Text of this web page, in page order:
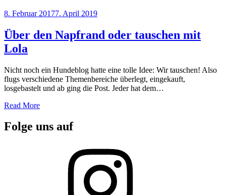
Posted
8. Februar 20177. April 2019
Über den Napfrand oder tauschen mit
Lola
Nicht noch ein Hundeblog hatte eine tolle Idee: Wir tauschen! Also
flugs verschiedene Themenbereiche überlegt, eingekauft,
losgebastelt und ab ging die Post. Jeder hat dem…
Read More
Folge uns auf